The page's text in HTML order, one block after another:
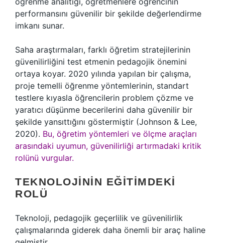
performansını güvenilir bir şekilde değerlendirme
imkanı sunar.
Saha araştırmaları, farklı öğretim stratejilerinin
güvenilirliğini test etmenin pedagojik önemini
ortaya koyar. 2020 yılında yapılan bir çalışma,
proje temelli öğrenme yöntemlerinin, standart
testlere kıyasla öğrencilerin problem çözme ve
yaratıcı düşünme becerilerini daha güvenilir bir
şekilde yansıttığını göstermiştir (Johnson & Lee,
2020). Bu, öğretim yöntemleri ve ölçme araçları
arasındaki uyumun, güvenilirliği artırmadaki kritik
rolünü vurgular.
TEKNOLOJININ EĞITIMDEKI
ROLÜ
Teknoloji, pedagojik geçerlilik ve güvenilirlik
çalışmalarında giderek daha önemli bir araç haline